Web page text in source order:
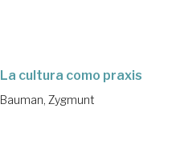
La cultura como praxis
Bauman, Zygmunt